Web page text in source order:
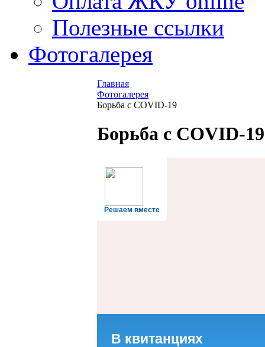
Полезные ссылки
Фотогалерея
Главная
Фотогалерея
Борьба с COVID-19
Борьба с COVID-19
Решаем вместе
В квитанциях